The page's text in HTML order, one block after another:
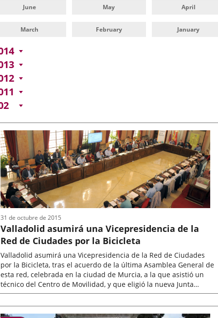
June May April
March February January
Valladolid asumirá una Vicepresidencia de la
Red de Ciudades por la Bicicleta
Valladolid asumirá una Vicepresidencia de la Red de Ciudades
por la Bicicleta, tras el acuerdo de la última Asamblea General de
esta red, celebrada en la ciudad de Murcia, a la que asistió un
técnico del Centro de Movilidad, y que eligió la nueva Junta
Directiva...
de
la
31 de octubre de 2015